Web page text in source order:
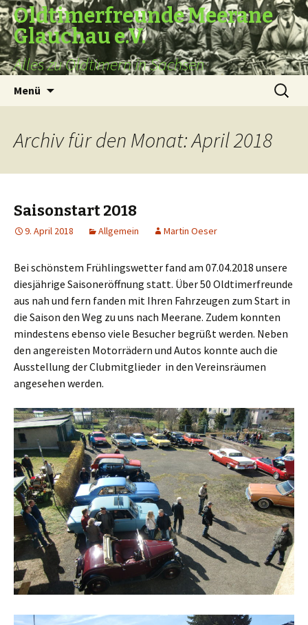
Oldtimerfreunde Meerane
Glauchau e.V.
Alles zu Oldtimern in Sachsen
Menü
Suche
nach:
Archiv für den Monat: April 2018
Saisonstart 2018
9. April 2018 Allgemein Martin Oeser
Bei schönstem Frühlingswetter fand am 07.04.2018 unsere
diesjährige Saisoneröffnung statt. Über 50 Oldtimerfreunde
aus nah und fern fanden mit Ihren Fahrzeugen zum Start in
die Saison den Weg zu uns nach Meerane. Zudem konnten
mindestens ebenso viele Besucher begrüßt werden. Neben
den angereisten Motorrädern und Autos konnte auch die
Ausstellung der Clubmitglieder in den Vereinsräumen
angesehen werden.